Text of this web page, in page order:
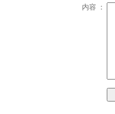
内容 ：